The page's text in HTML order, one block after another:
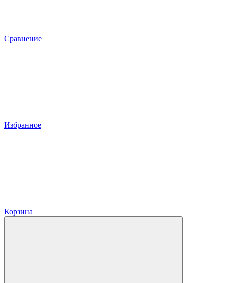
Сравнение
Избранное
Корзина